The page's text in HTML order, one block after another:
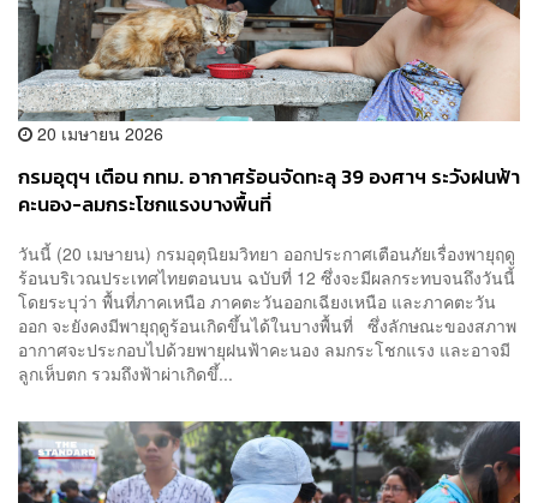
20 เมษายน 2026
กรมอุตุฯ เตือน กทม. อากาศร้อนจัดทะลุ 39 องศาฯ ระวังฝนฟ้า
คะนอง-ลมกระโชกแรงบางพื้นที่
วันนี้ (20 เมษายน) กรมอุตุนิยมวิทยา ออกประกาศเตือนภัยเรื่องพายุฤดู
ร้อนบริเวณประเทศไทยตอนบน ฉบับที่ 12 ซึ่งจะมีผลกระทบจนถึงวันนี้
โดยระบุว่า พื้นที่ภาคเหนือ ภาคตะวันออกเฉียงเหนือ และภาคตะวัน
ออก จะยังคงมีพายุฤดูร้อนเกิดขึ้นได้ในบางพื้นที่ ซึ่งลักษณะของสภาพ
อากาศจะประกอบไปด้วยพายุฝนฟ้าคะนอง ลมกระโชกแรง และอาจมี
ลูกเห็บตก รวมถึงฟ้าผ่าเกิดขึ้...